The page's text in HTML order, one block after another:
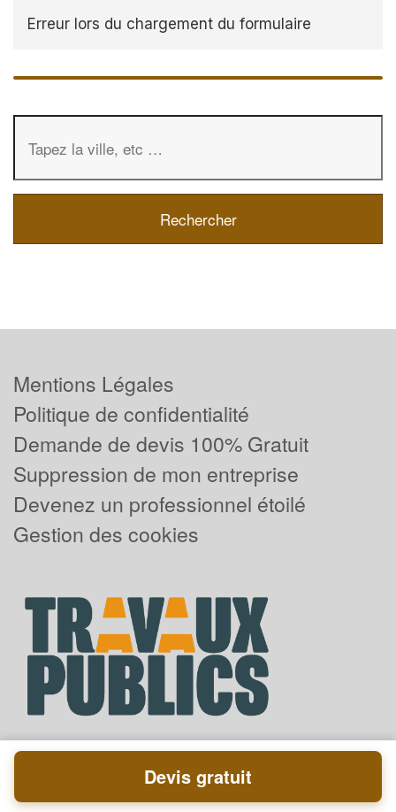
Erreur lors du chargement du formulaire
Mentions Légales
Politique de confidentialité
Demande de devis 100% Gratuit
Suppression de mon entreprise
Devenez un professionnel étoilé
Gestion des cookies
Powered byPlus que pro
Devis gratuit